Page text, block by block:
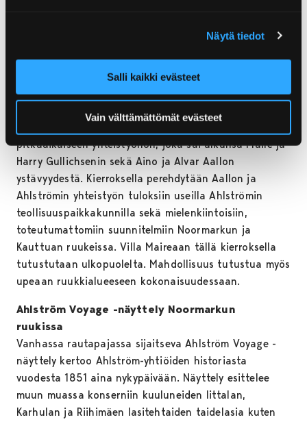
Näytä tiedot
Salli kaikki evästeet
Vain välttämättömät evästeet
Alvar Aallon jalanjäljillä Noormarkussa –
Ahlströmin ja Aallon yhteistyö 1930-1950 -
luvuilla
Kulttuurikierroksen aikana tutustutaan oppaan
pitkäaikaiseen yhteistyöhön, joka sai alkunsa Maire ja
Harry Gullichsenin sekä Aino ja Alvar Aallon
ystävyydestä. Kierroksella perehdytään Aallon ja
Ahlströmin yhteistyön tuloksiin useilla Ahlströmin
teollisuuspaikkakunnilla sekä mielenkiintoisiin,
toteutumattomiin suunnitelmiin Noormarkun ja
Kauttuan ruukeissa. Villa Maireaan tällä kierroksella
tutustutaan ulkopuolelta. Mahdollisuus tutustua myös
upeaan ruukkialueeseen kokonaisuudessaan.
Ahlström Voyage -näyttely Noormarkun
ruukissa
Vanhassa rautapajassa sijaitseva Ahlström Voyage -
näyttely kertoo Ahlström-yhtiöiden historiasta
vuodesta 1851 aina nykypäivään. Näyttely esittelee
muun muassa konserniin kuuluneiden Iittalan,
Karhulan ja Riihimäen lasitehtaiden taidelasia kuten